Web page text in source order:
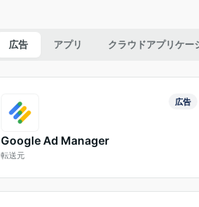
広告 アプリ クラウドアプリケー
広告
Google Ad Manager
転送元